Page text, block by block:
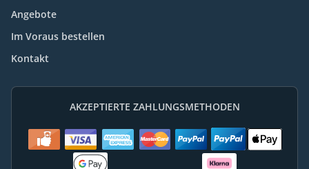
Angebote
Im Voraus bestellen
Kontakt
AKZEPTIERTE ZAHLUNGSMETHODEN